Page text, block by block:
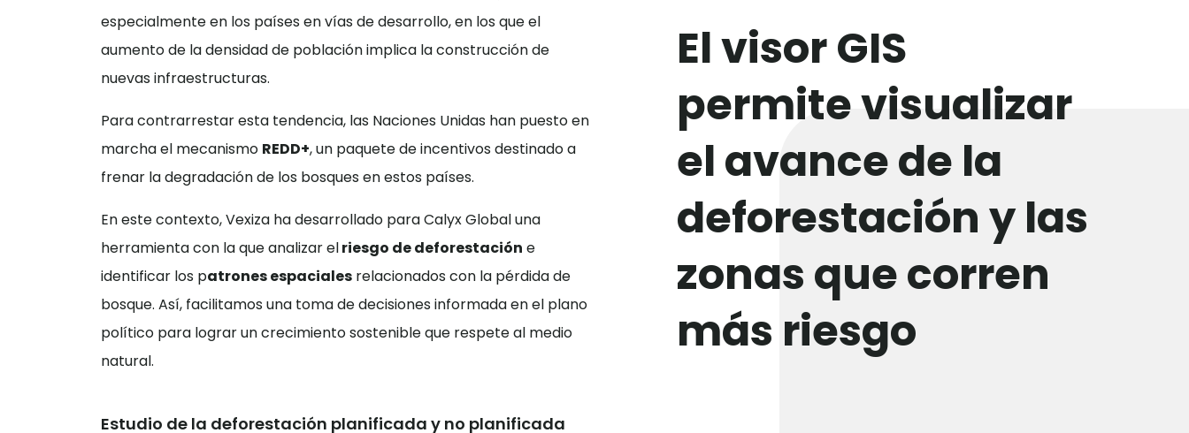
especialmente en los países en vías de desarrollo, en los que el
aumento de la densidad de población implica la construcción de
nuevas infraestructuras.
Para contrarrestar esta tendencia, las Naciones Unidas han puesto en
marcha el mecanismo REDD+, un paquete de incentivos destinado a
frenar la degradación de los bosques en estos países.
En este contexto, Vexiza ha desarrollado para Calyx Global una
herramienta con la que analizar elriesgo de deforestación e
identificar los patrones espaciales relacionados con la pérdida de
bosque. Así, facilitamos una toma de decisiones informada en el plano
político para lograr un crecimiento sostenible que respete al medio
natural.
Estudio de la deforestación planificada y no planificada
El visor GIS
permite visualizar
el avance de la
deforestación y las
zonas que corren
más riesgo